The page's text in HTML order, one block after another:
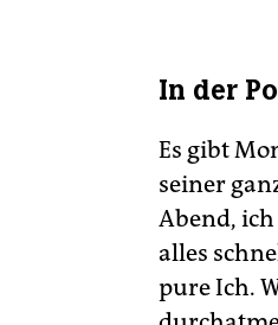
In der
Es gibt
seiner
Abend,
alles
pure Ich.